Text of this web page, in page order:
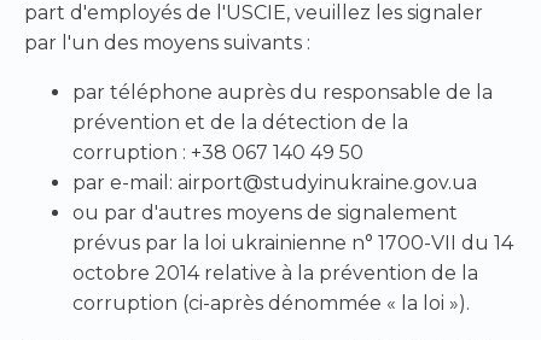
part d'employés de l'USCIE, veuillez les signaler
par l'un des moyens suivants :
par téléphone auprès du responsable de la
prévention et de la détection de la
corruption : +38 067 140 49 50
par e-mail: airport@studyinukraine.gov.ua
ou par d'autres moyens de signalement
prévus par la loi ukrainienne n° 1700-VII du 14
octobre 2014 relative à la prévention de la
corruption (ci-après dénommée « la loi »).